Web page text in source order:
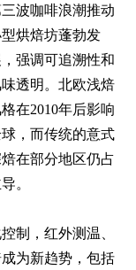
波咖啡浪潮推动
烘焙坊蓬勃发
，强调可追溯性和
味透明。北欧浅焙
格在2010年后影响
，而传统的意式
在部分地区仍占
。
制，红外测温、
为新趋势，包括